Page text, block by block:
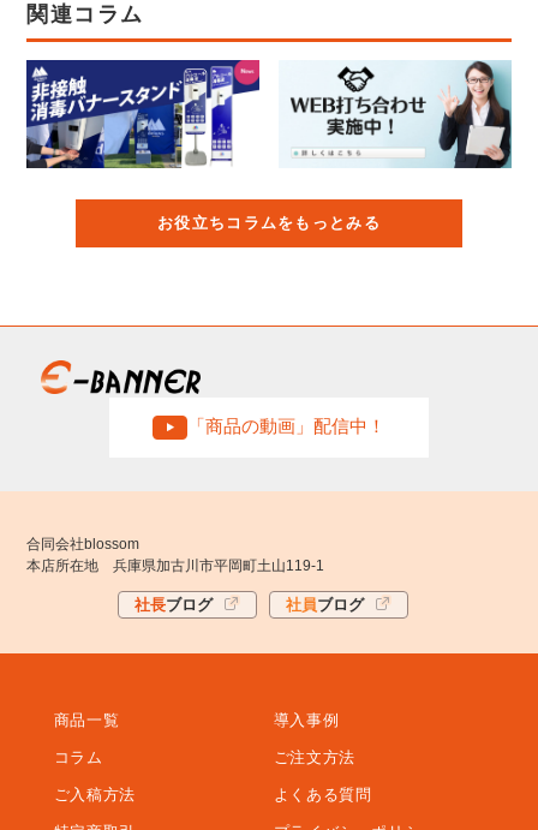
関連コラム
お役立ちコラムをもっとみる
「商品の動画」配信中！
合同会社blossom
本店所在地 兵庫県加古川市平岡町土山119-1
社長ブログ 社員ブログ
商品一覧 導入事例
コラム ご注文方法
ご入稿方法 よくある質問